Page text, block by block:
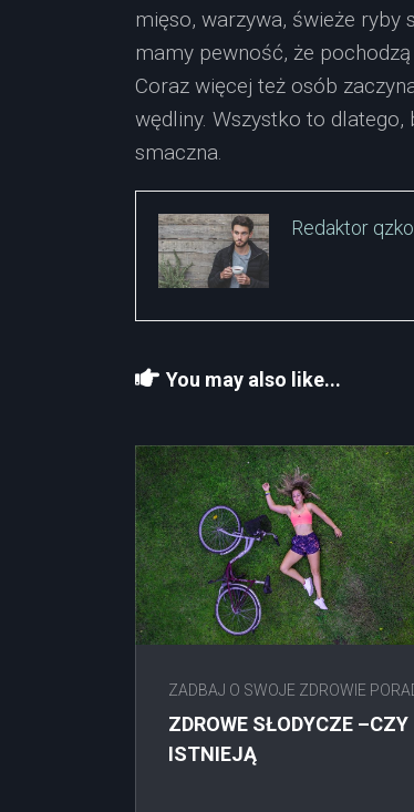
mięso, warzywa, świeże ryby
mamy pewność, że
Coraz więcej też osób
wędliny. Wszystko to dlatego,
smaczna.
Redaktor
You may also like...
ZADBAJ O SWOJE ZDROWIE
ZDROWE SŁODYCZE –CZY
ISTNIEJĄ